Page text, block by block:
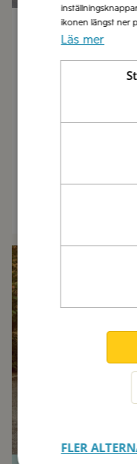
Sommarmat
I vår receptbank
recept med
medelhavsmat till
picknick och
sommardagar.
Recept på
ikonen längst ner
Läs mer
FLER